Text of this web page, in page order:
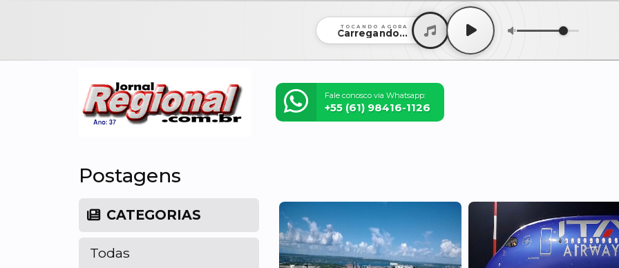
TOCANDO AGORA
Carregando...
Fale conosco via Whatsapp:
+55 (61) 98416-1126
Postagens
CATEGORIAS
Todas